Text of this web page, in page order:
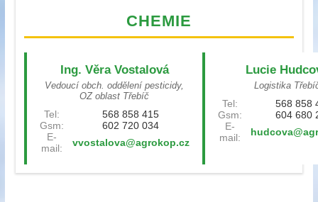
CHEMIE
Ing. Věra Vostalová
Vedoucí obch. oddělení pesticidy,
OZ oblast Třebíč
Tel:
568 858 415
Gsm:
602 720 034
E-
mail:
vvostalova@agrokop.cz
Lucie
Logistika
Tel:
568 858
Gsm:
604 680
E-
mail: